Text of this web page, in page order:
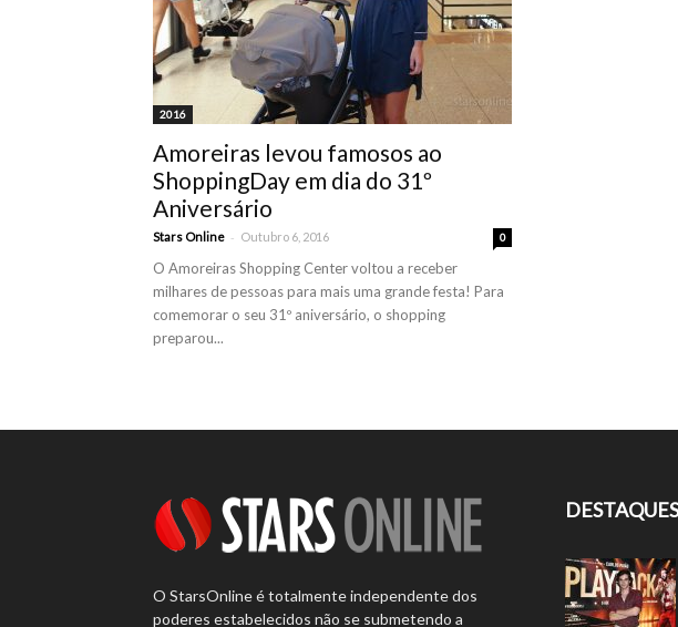
2016
Amoreiras levou famosos ao
ShoppingDay em dia do 31º
Aniversário
Stars Online - Outubro 6, 2016 0
O Amoreiras Shopping Center voltou a receber
milhares de pessoas para mais uma grande festa! Para
comemorar o seu 31º aniversário, o shopping
preparou...
O StarsOnline é totalmente independente dos
poderes estabelecidos não se submetendo a
DESTAQUES